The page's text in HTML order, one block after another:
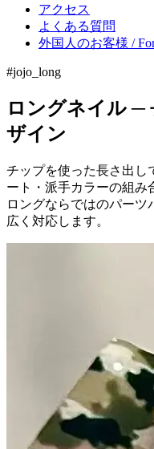
アクセス
よくある質問
外国人のお客様 /
#jojo_long
ロングネイル ─
ザイン
チップを使った長さ出し
ート・派手カラーの組み
ロングならではのパー
広く対応します。